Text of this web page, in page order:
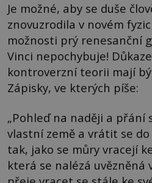
Je možné, aby se duše
znovuzrodila v novém
možnosti prý renesanční
Vinci nepochybuje!
kontroverzní teorii mají
Zápisky, ve kterých píše:
„Pohleď na naději a přání
vlastní země a vrátit se
tak, jako se můry vracejí
která se nalézá uvězněná